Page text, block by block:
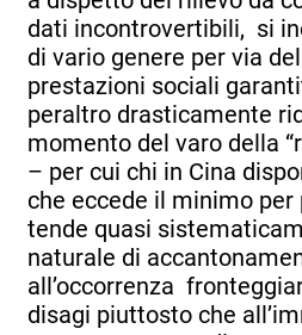
dati incontrovertibili, si
di vario genere per via
prestazioni sociali
peraltro drasticamente
momento del varo della
– per cui chi in Cina
che eccede il minimo
tende quasi
naturale di
all’occorrenza
disagi piuttosto che